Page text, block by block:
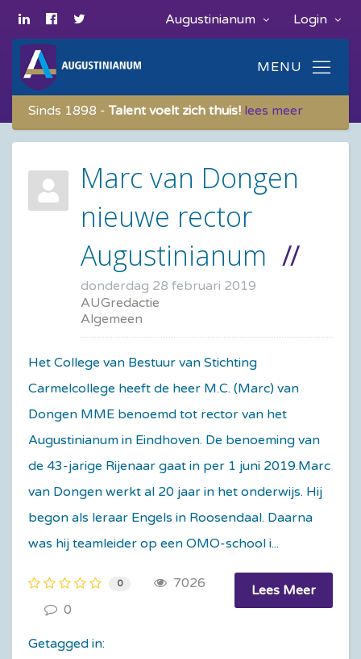
Login
Augustinianum
Sinds 1898 -Talent voelt zich thuis! lees meer
Marc van Dongen
nieuwe rector
Augustinianum
donderdag 28 februari 2019
AUGredactie
Algemeen
Het College van Bestuur van Stichting
Carmelcollege heeft de heer M.C. (Marc) van
Dongen MME benoemd tot rector van het
Augustinianum in Eindhoven. De benoeming van
de 43-jarige Rijenaar gaat in per 1 juni 2019.Marc
van Dongen werkt al 20 jaar in het onderwijs. Hij
begon als leraar Engels in Roosendaal. Daarna
was hij teamleider op een OMO-school i...
Lees Meer
0
7026
0
Getagged in: